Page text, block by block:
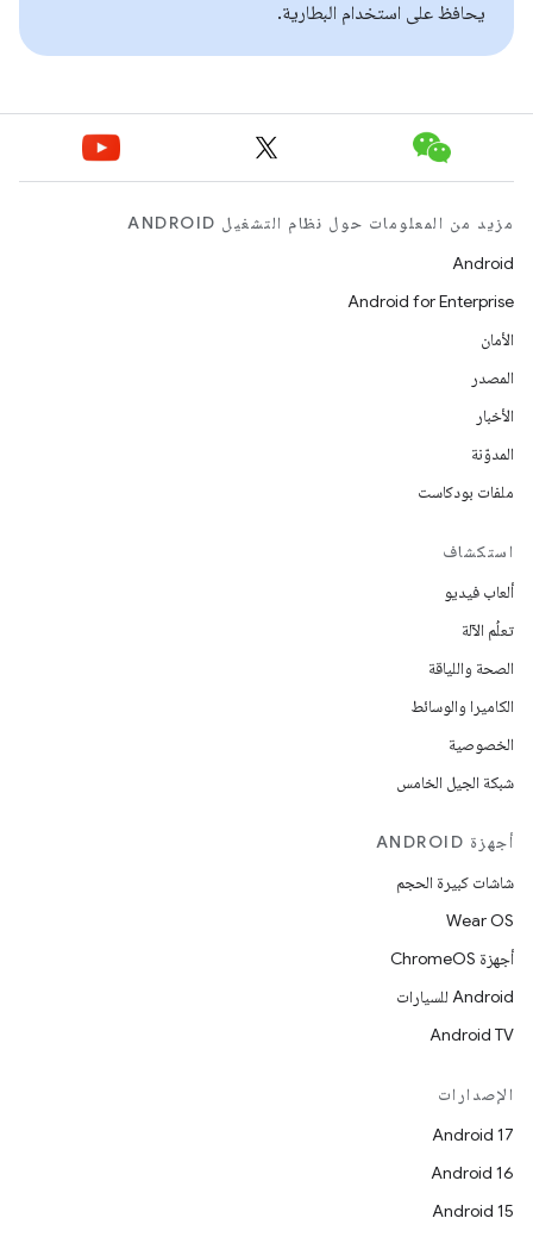
يحافظ على استخدام البطارية.
مزيد من المعلومات حول نظام التشغيل ANDROID
Android
Android for Enterprise
الأمان
المصدر
الأخبار
المدوّنة
ملفات بودكاست
استكشاف
ألعاب فيديو
تعلُم الآلة
الصحة واللياقة
الكاميرا والوسائط
الخصوصية
شبكة الجيل الخامس
أجهزة ANDROID
شاشات كبيرة الحجم
Wear OS
أجهزة ChromeOS
Android للسيارات
Android TV
الإصدارات
Android 17
Android 16
Android 15